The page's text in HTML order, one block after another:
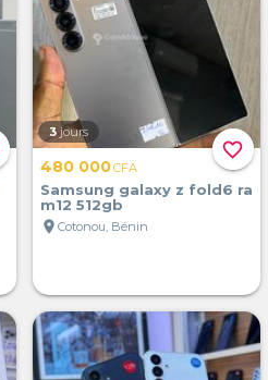
favorite_border
3 jours
480 000CFA
Samsung galaxy z fold6 ra
m12 512gb
location_on Cotonou, Bénin